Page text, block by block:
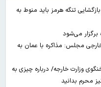
تنگه هرمز باید منوط به
می‌شود
مجلس: مذاکره با عمان به
وزارت خارجه/ درباره چیزی به
محرم بدانید